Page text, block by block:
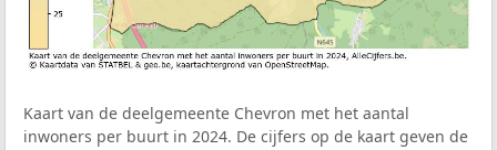
Kaart van de deelgemeente Chevron met het aantal
inwoners per buurt in 2024. De cijfers op de kaart geven de